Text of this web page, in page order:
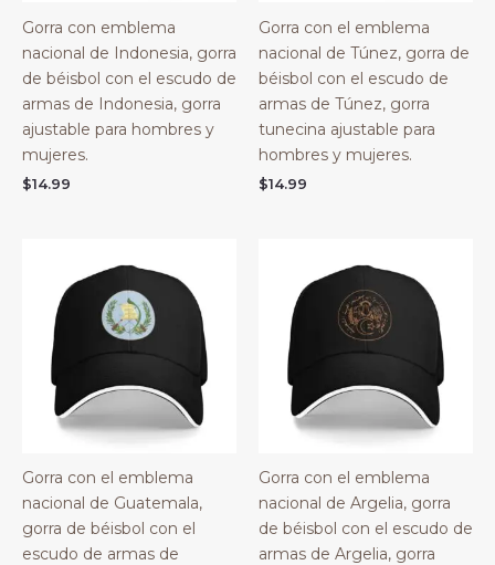
Gorra con emblema
nacional de Indonesia, gorra
de béisbol con el escudo de
armas de Indonesia, gorra
ajustable para hombres y
mujeres.
$14.99
Gorra con el emblema
nacional de Túnez, gorra de
béisbol con el escudo de
armas de Túnez, gorra
tunecina ajustable para
hombres y mujeres.
$14.99
Gorra con el emblema
nacional de Guatemala,
gorra de béisbol con el
escudo de armas de
Gorra con el emblema
nacional de Argelia, gorra
de béisbol con el escudo de
armas de Argelia, gorra